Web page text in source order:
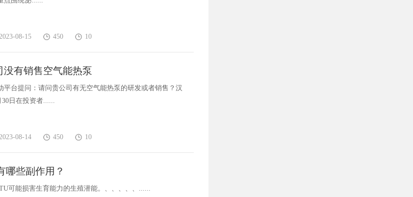
08-15 450 10
没有销售空气能热泵
平台提问：请问贵公司有无空气能热泵的研发或者销售？汉
30日在投资者......
08-14 450 10
哪些副作用？
可能损害生育能力的生殖潜能。、、、、、......